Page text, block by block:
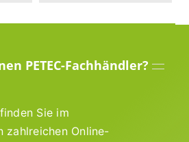
PETEC-Fachhändler?
Sie im
zahlreichen Online-